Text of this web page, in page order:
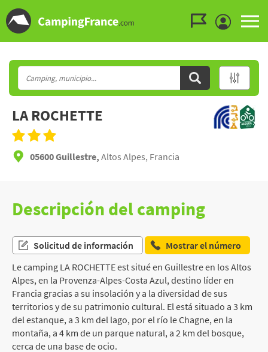
LA ROCHETTE
05600 Guillestre, Altos Alpes, Francia
Descripción del camping
Solicitud de información
Mostrar el número
Le camping LA ROCHETTE est situé en Guillestre en los Altos
Alpes, en la Provenza-Alpes-Costa Azul, destino líder en
Francia gracias a su insolación y a la diversidad de sus
territorios y de su patrimonio cultural. El está situado a 3 km
del estanque, a 3 km del lago, por el río le Chagne, en la
montaña, a 4 km de un parque natural, a 2 km del bosque,
cerca de una base de ocio.